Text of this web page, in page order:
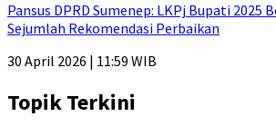
Pansus DPRD Sumenep: LKPj Bupati 2025
Sejumlah Rekomendasi Perbaikan
30 April 2026 | 11:59 WIB
Topik Terkini